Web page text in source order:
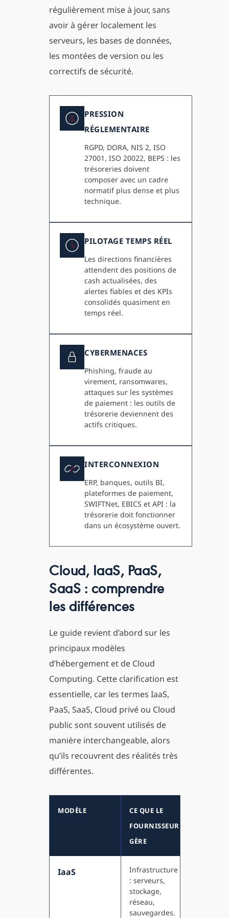
régulièrement mise à jour, sans
avoir à gérer localement les
serveurs, les bases de données,
les montées de version ou les
correctifs de sécurité.
PRESSION
RÉGLEMENTAIRE
RGPD, DORA, NIS 2, ISO
27001, ISO 20022, BEPS : les
trésoreries doivent
composer avec un cadre
normatif plus dense et plus
technique.
PILOTAGE TEMPS RÉEL
Les directions financières
attendent des positions de
cash actualisées, des
alertes fiables et des KPIs
consolidés quasiment en
temps réel.
CYBERMENACES
Phishing, fraude au
virement, ransomwares,
attaques sur les systèmes
de paiement : les outils de
trésorerie deviennent des
actifs critiques.
INTERCONNEXION
ERP, banques, outils BI,
plateformes de paiement,
SWIFTNet, EBICS et API : la
trésorerie doit fonctionner
dans un écosystème ouvert.
Cloud, IaaS, PaaS,
SaaS : comprendre
les différences
Le guide revient d’abord sur les
principaux modèles
d’hébergement et de Cloud
Computing. Cette clarification est
essentielle, car les termes IaaS,
PaaS, SaaS, Cloud privé ou Cloud
public sont souvent utilisés de
manière interchangeable, alors
qu’ils recouvrent des réalités très
différentes.
MODÈLE
CE QUE LE
FOURNISSEUR
GÈRE
IaaS
Infrastructure
: serveurs,
stockage,
réseau,
sauvegardes.